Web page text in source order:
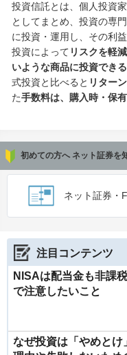
投資信託とは、個人投資
としてまとめ、投資の専
に投資・運用し、その利
投資によって リスクを軽
いような商品に投資できる
式投資と比べると リター
た手数料は、購入時・保
初めての方へ ネット証券を
ネット証券
注目コンテンツ
NISAは配当金も非課
で注意したいこと
なぜ投資は「やめとけ